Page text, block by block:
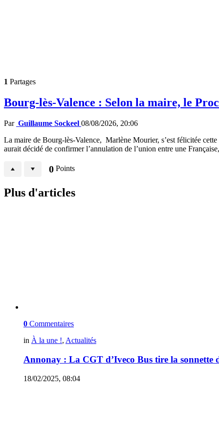
1 Partages
Bourg-lès-Valence : Selon la maire, le
Par Guillaume Sockeel 08/08/2026, 20:06
La maire de Bourg-lès-Valence, Marlène Mourier, s’est félicitée
aurait décidé de confirmer l’annulation de l’union entre une
0 Points
Plus d'articles
0 Commentaires
in À la une !, Actualités
Annonay : La CGT d’Iveco Bus tire la sonnette
18/02/2025, 08:04